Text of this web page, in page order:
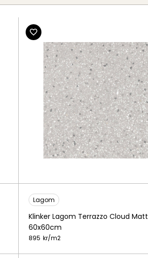
Lagom
Klinker Lagom Terrazzo Cloud Matt
60x60cm
895 kr/m2